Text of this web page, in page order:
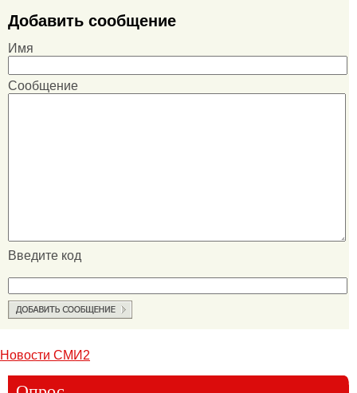
Добавить сообщение
Имя
Сообщение
Введите код
Новости СМИ2